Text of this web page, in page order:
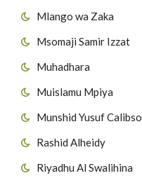
Mlango wa Zaka
Msomaji Samir Izzat
Muhadhara
Muislamu Mpiya
Munshid Yusuf Calibso
Rashid Alheidy
Riyadhu Al Swalihina